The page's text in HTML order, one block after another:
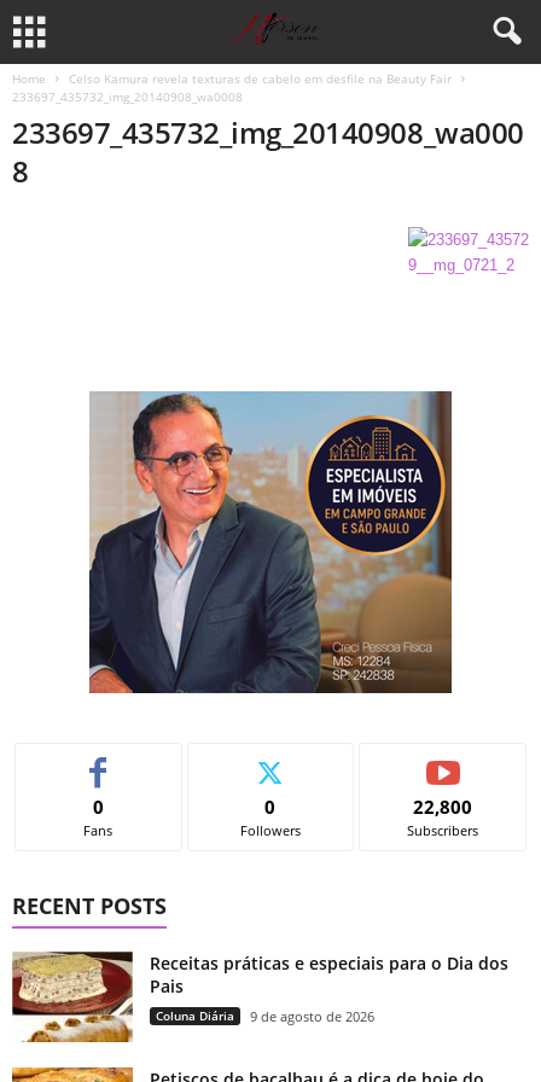
Home
Celso Kamura revela texturas de cabelo em desfile na Beauty Fair
233697_435732_img_20140908_wa0008
233697_435732_img_20140908_wa000
8
0
Fans
0
Followers
22,800
Subscribers
RECENT POSTS
Receitas práticas e especiais para o Dia dos
Pais
Coluna Diária 9 de agosto de 2026